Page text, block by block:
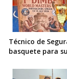
Técnico de
basquete para